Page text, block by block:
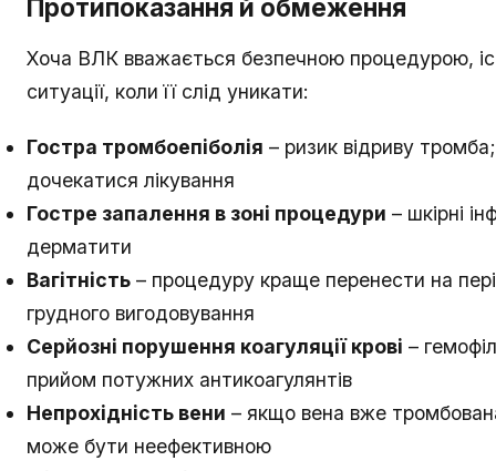
Протипоказання й обмеження
Хоча ВЛК вважається безпечною процедурою,
ситуації, коли її слід уникати:
Гостра тромбоепіболія – ризик відриву
дочекатися лікування
Гостре запалення в зоні процедури – шкірні
дерматити
Вагітність – процедуру краще перенести на
грудного вигодовування
Серйозні порушення коагуляції крові –
прийом потужних антикоагулянтів
Непрохідність вени – якщо вена вже
може бути неефективною